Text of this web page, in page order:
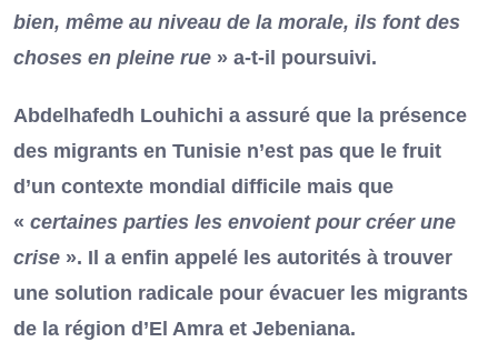
bien, même au niveau de la morale, ils font des
choses en pleine rue » a-t-il poursuivi.
Abdelhafedh Louhichi a assuré que la présence
des migrants en Tunisie n’est pas que le fruit
d’un contexte mondial difficile mais que
« certaines parties les envoient pour créer une
crise ». Il a enfin appelé les autorités à trouver
une solution radicale pour évacuer les migrants
de la région d’El Amra et Jebeniana.